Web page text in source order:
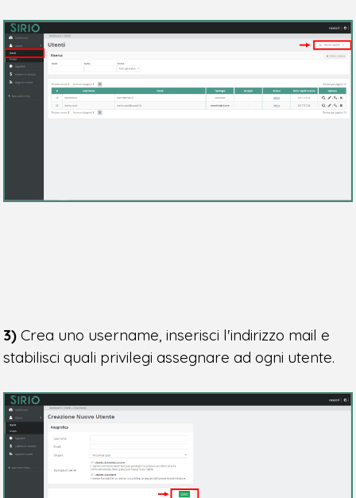
3) Crea uno username, inserisci l'indirizzo mail e
stabilisci quali privilegi assegnare ad ogni utente.